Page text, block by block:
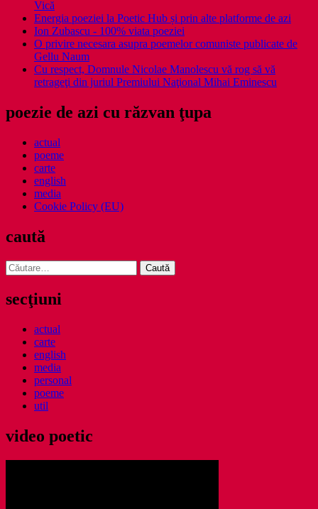
Vică
Energia poeziei la Poetic Hub și prin alte platforme de azi
Ion Zubascu - 100% viata poeziei
O privire necesara asupra poemelor comuniste publicate de
Gellu Naum
Cu respect, Domnule Nicolae Manolescu vă rog să vă
retrageţi din juriul Premiului Naţional Mihai Eminescu
poezie de azi cu răzvan ţupa
actual
poeme
carte
english
media
Cookie Policy (EU)
caută
Caută
după:
secţiuni
actual
carte
english
media
personal
poeme
util
video poetic